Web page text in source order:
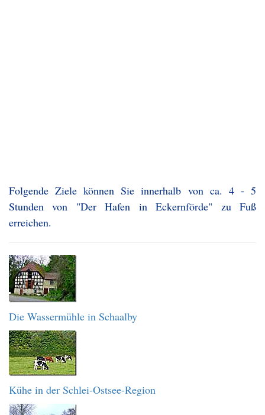
Folgende Ziele können Sie innerhalb von ca. 4 - 5
Stunden von "Der Hafen in Eckernförde" zu Fuß
erreichen.
Die Wassermühle in Schaalby
Kühe in der Schlei-Ostsee-Region